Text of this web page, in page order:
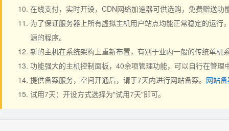
在线支付，实时开设，CDN网络加速器可供选购，免费赠送
为了保证服务器上所有虚拟主机用户站点均能正常稳定的运
源的程序。
新的主机在系统架构上重新布置，有别于业内一般的传统单
功能强大的主机控制面板，40余项管理功能，可以自行在管理
提供备案服务，空间开通后，请于7天内进行网站备案。 网站
试用7天：开设方式选择为"试用7天"即可。